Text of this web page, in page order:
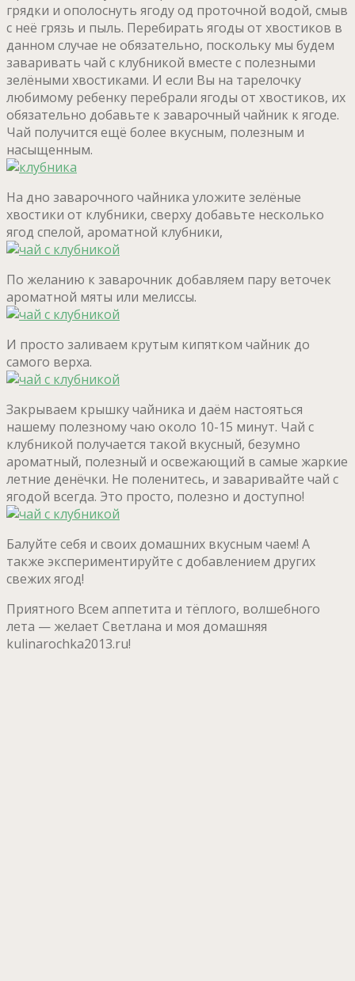
грядки и ополоснуть ягоду од проточной водой, смыв
с неё грязь и пыль. Перебирать ягоды от хвостиков в
данном случае не обязательно, поскольку мы будем
заваривать чай с клубникой вместе с полезными
зелёными хвостиками. И если Вы на тарелочку
любимому ребенку перебрали ягоды от хвостиков, их
обязательно добавьте к заварочный чайник к ягоде.
Чай получится ещё более вкусным, полезным и
насыщенным.
На дно заварочного чайника уложите зелёные
хвостики от клубники, сверху добавьте несколько
ягод спелой, ароматной клубники,
По желанию к заварочник добавляем пару веточек
ароматной мяты или мелиссы.
И просто заливаем крутым кипятком чайник до
самого верха.
Закрываем крышку чайника и даём настояться
нашему полезному чаю около 10-15 минут. Чай с
клубникой получается такой вкусный, безумно
ароматный, полезный и освежающий в самые жаркие
летние денёчки. Не поленитесь, и заваривайте чай с
ягодой всегда. Это просто, полезно и доступно!
Балуйте себя и своих домашних вкусным чаем! А
также экспериментируйте с добавлением других
свежих ягод!
Приятного Всем аппетита и тёплого, волшебного
лета — желает Светлана и моя домашняя
kulinarochka2013.ru!